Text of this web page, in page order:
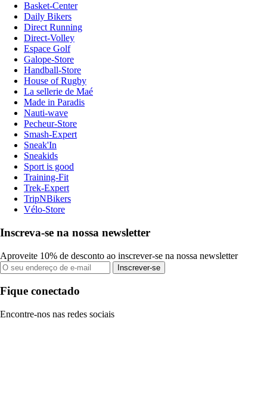
Basket-Center
Daily Bikers
Direct Running
Direct-Volley
Espace Golf
Galope-Store
Handball-Store
House of Rugby
La sellerie de Maé
Made in Paradis
Nauti-wave
Pecheur-Store
Smash-Expert
Sneak'In
Sneakids
Sport is good
Training-Fit
Trek-Expert
TripNBikers
Vélo-Store
Inscreva-se na nossa newsletter
Aproveite 10% de desconto ao inscrever-se na nossa newsletter
Inscrever-se
Fique conectado
Encontre-nos nas redes sociais